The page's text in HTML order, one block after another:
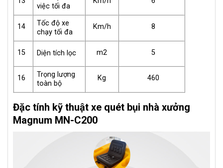
việc tối đa
14
Tốc độ xe
chạy tối đa
Km/h 8
15 Diện tích lọc m2 5
16
Trọng lượng
toàn bộ
Kg 460
Đặc tính kỹ thuật xe quét bụi nhà xưởng
Magnum MN-C200